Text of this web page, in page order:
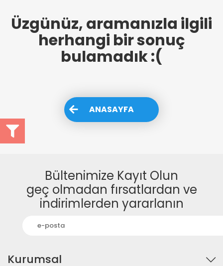
Üzgünüz, aramanızla ilgili
herhangi bir sonuç
bulamadık :(
ANASAYFA
Bültenimize Kayıt Olun
geç olmadan fırsatlardan ve
indirimlerden yararlanın
Kurumsal